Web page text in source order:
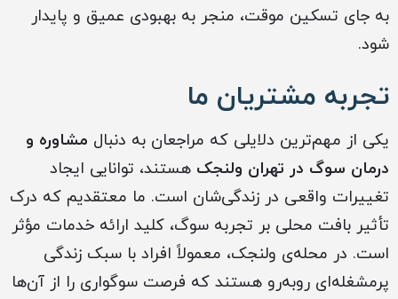
به جای تسکین موقت، منجر به بهبودی عمیق و پایدار
شود.
تجربه مشتریان ما
یکی از مهم‌ترین دلایلی که مراجعان به دنبال مشاوره و
درمان سوگ در تهران ولنجک هستند، توانایی ایجاد
تغییرات واقعی در زندگی‌شان است. ما معتقدیم که درک
تأثیر بافت محلی بر تجربه سوگ، کلید ارائه خدمات مؤثر
است. در محله‌ی ولنجک، معمولاً افراد با سبک زندگی
پرمشغله‌ای روبه‌رو هستند که فرصت سوگواری را از آن‌ها